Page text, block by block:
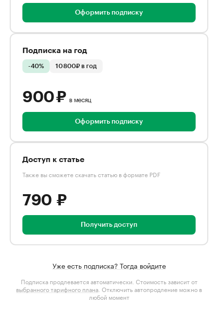
Оформить подписку
Подписка на год
-40% 10 800₽ в год
900 ₽ в месяц
Оформить подписку
Доступ к статье
Также вы сможете скачать статью в формате PDF
790 ₽
Получить доступ
Уже есть подписка? Тогда войдите
Подписка продлевается автоматически. Стоимость зависит от
выбранного тарифного плана . Отключить автопродление можно в
любой момент